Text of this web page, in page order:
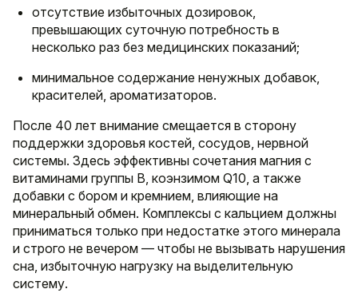
отсутствие избыточных дозировок,
превышающих суточную потребность в
несколько раз без медицинских показаний;
минимальное содержание ненужных добавок,
красителей, ароматизаторов.
После 40 лет внимание смещается в сторону
поддержки здоровья костей, сосудов, нервной
системы. Здесь эффективны сочетания магния с
витаминами группы B, коэнзимом Q10, а также
добавки с бором и кремнием, влияющие на
минеральный обмен. Комплексы с кальцием должны
приниматься только при недостатке этого минерала
и строго не вечером — чтобы не вызывать нарушения
сна, избыточную нагрузку на выделительную
систему.